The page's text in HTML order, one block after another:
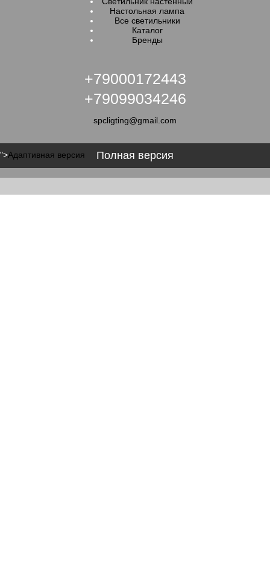
Настольная лампа
Все светильники
Каталог
Бренды
+79000172443
+79099034246
spcligting@gmail.com
Полная версия
">Адаптивная версия